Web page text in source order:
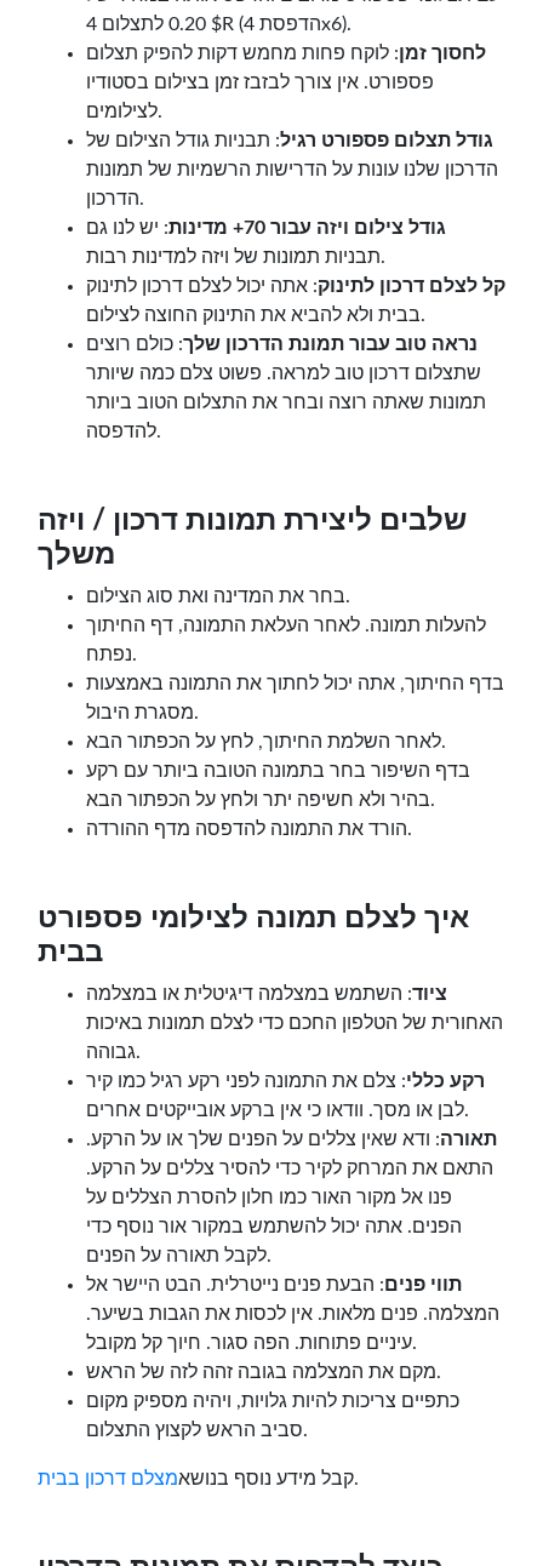
$ 0.20 לתצלום 4R (הדפסת 4x6).
לחסוך זמן: לוקח פחות מחמש דקות להפיק תצלום
פספורט. אין צורך לבזבז זמן בצילום בסטודיו
לצילומים.
גודל תצלום פספורט רגיל: תבניות גודל הצילום של
הדרכון שלנו עונות על הדרישות הרשמיות של תמונות
הדרכון.
גודל צילום ויזה עבור 70+ מדינות
: יש לנו גם
תבניות תמונות של ויזה למדינות רבות.
קל לצלם דרכון לתינוק: אתה יכול לצלם דרכון לתינוק
בבית ולא להביא את התינוק החוצה לצילום.
נראה טוב עבור תמונת הדרכון שלך: כולם רוצים
שתצלום דרכון טוב למראה. פשוט צלם כמה שיותר
תמונות שאתה רוצה ובחר את התצלום הטוב ביותר
להדפסה.
שלבים ליצירת תמונות דרכון / ויזה
משלך
בחר את המדינה ואת סוג הצילום.
להעלות תמונה. לאחר העלאת התמונה, דף החיתוך
נפתח.
בדף החיתוך, אתה יכול לחתוך את התמונה באמצעות
מסגרת היבול.
לאחר השלמת החיתוך, לחץ על הכפתור הבא.
בדף השיפור בחר בתמונה הטובה ביותר עם רקע
בהיר ולא חשיפה יתר ולחץ על הכפתור הבא.
הורד את התמונה להדפסה מדף ההורדה.
איך לצלם תמונה לצילומי פספורט
בבית
ציוד: השתמש במצלמה דיגיטלית או במצלמה
האחורית של הטלפון החכם כדי לצלם תמונות באיכות
גבוהה.
רקע כללי: צלם את התמונה לפני רקע רגיל כמו קיר
לבן או מסך. וודאו כי אין ברקע אובייקטים אחרים.
תאורה: ודא שאין צללים על הפנים שלך או על הרקע.
התאם את המרחק לקיר כדי להסיר צללים על הרקע.
פנו אל מקור האור כמו חלון להסרת הצללים על
הפנים. אתה יכול להשתמש במקור אור נוסף כדי
לקבל תאורה על הפנים.
תווי פנים: הבעת פנים נייטרלית. הבט היישר אל
המצלמה. פנים מלאות. אין לכסות את הגבות בשיער.
עיניים פתוחות. הפה סגור. חיוך קל מקובל.
מקם את המצלמה בגובה זהה לזה של הראש.
כתפיים צריכות להיות גלויות, ויהיה מספיק מקום
סביב הראש לקצוץ התצלום.
קבל מידע נוסף בנושאמצלם דרכון בבית .